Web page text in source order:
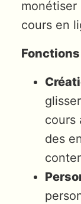
cours en
cours
des